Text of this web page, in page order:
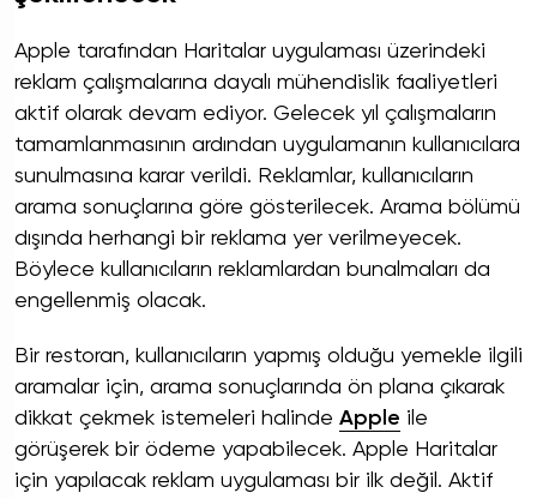
Apple tarafından Haritalar uygulaması üzerindeki
reklam çalışmalarına dayalı mühendislik faaliyetleri
aktif olarak devam ediyor. Gelecek yıl çalışmaların
tamamlanmasının ardından uygulamanın kullanıcılara
sunulmasına karar verildi. Reklamlar, kullanıcıların
arama sonuçlarına göre gösterilecek. Arama bölümü
dışında herhangi bir reklama yer verilmeyecek.
Böylece kullanıcıların reklamlardan bunalmaları da
engellenmiş olacak.
Bir restoran, kullanıcıların yapmış olduğu yemekle ilgili
aramalar için, arama sonuçlarında ön plana çıkarak
dikkat çekmek istemeleri halinde Apple ile
görüşerek bir ödeme yapabilecek. Apple Haritalar
için yapılacak reklam uygulaması bir ilk değil. Aktif